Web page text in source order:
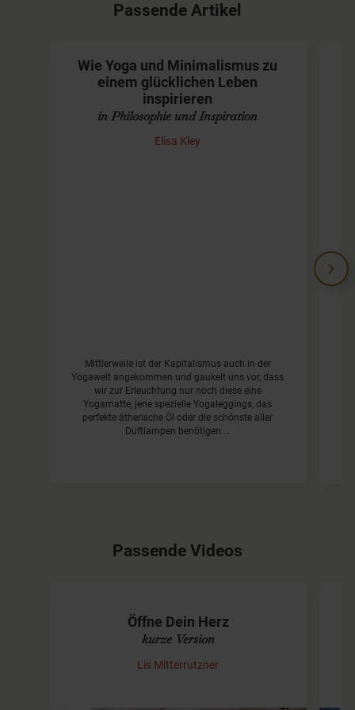
Passende Artikel
Wie Yoga und Minimalismus zu
einem glücklichen Leben
inspirieren
in Philosophie und Inspiration
Elisa Kley
Mittlerweile ist der Kapitalismus auch in der
Yogawelt angekommen und gaukelt uns vor, dass
wir zur Erleuchtung nur noch diese eine
Yogamatte, jene spezielle Yogaleggings, das
perfekte ätherische Öl oder die schönste aller
Duftlampen benötigen.…
Passende Videos
Öffne Dein Herz
kurze Version
Lis Mitterrutzner